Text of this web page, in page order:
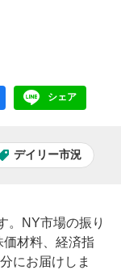
LINE
シェア
デイリー市況
。NY市場の振り
材料、経済指
にお届けしま